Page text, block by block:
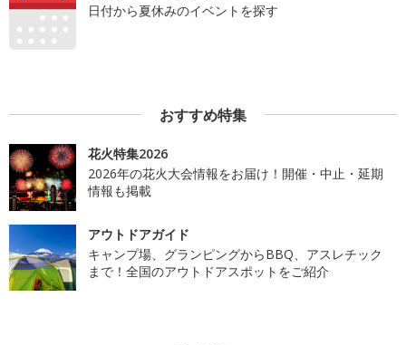
日付から夏休みのイベントを探す
おすすめ特集
花火特集2026
2026年の花火大会情報をお届け！開催・中止・延期
情報も掲載
アウトドアガイド
キャンプ場、グランピングからBBQ、アスレチック
まで！全国のアウトドアスポットをご紹介